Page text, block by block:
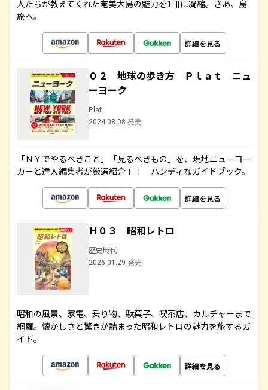
人たちが教えてくれた奄美大島の魅力を1冊に凝縮。さあ、島
旅へ。
詳細を見る
０２ 地球の歩き方 Ｐｌａｔ ニュ
ーヨーク
Plat
2024.08.08 発売
「ＮＹでやるべきこと」「見るべきもの」を、現地ニューヨー
カーと達人編集者が厳選紹介！！ ハンディなガイドブック。
詳細を見る
Ｈ０３ 昭和レトロ
歴史時代
2026.01.29 発売
昭和の風景、家電、乗り物、駄菓子、喫茶店、カルチャーまで
網羅。懐かしさと驚きが詰まった昭和レトロの魅力を旅するガ
イド。
詳細を見る